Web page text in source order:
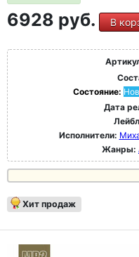
6928 руб. В
Состояние:
Дата
Исполнители:
Жанры:
Хит продаж